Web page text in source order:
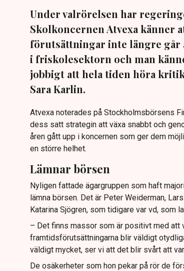
Under valrörelsen har
Skolkoncernen Atvexa känner
förutsättningar inte längre går
i friskolesektorn och man
jobbigt att hela tiden höra
Sara Karlin.
Atvexa noterades på Stockholmsbörsens
dess satt strategin att växa snabbt och
åren gått upp i koncernen som ger dem
en större helhet.
Lämnar börsen
Nyligen fattade ägargruppen som haft
lämna börsen. Det är Peter Weiderman,
Katarina Sjögren, som tidigare var vd, som
– Det finns massor som är positivt med att
framtidsförutsättningarna blir väldigt
väldigt mycket, ser vi att det blir svårt att
De osäkerheter som hon pekar på rör de